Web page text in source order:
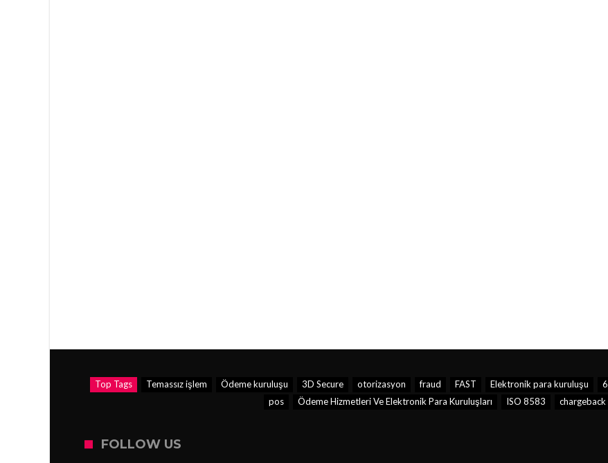
Top Tags Temassız işlem Ödeme kuruluşu 3D Secure otorizasyon fraud FAST Elektronik para kuruluşu
pos
Ödeme Hizmetleri Ve Elektronik Para Kuruluşları ISO 8583 chargeback
FOLLOW US